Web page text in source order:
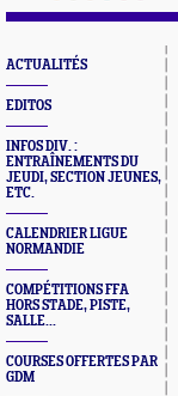
ACTUALITÉS
EDITOS
INFOS DIV. :
ENTRAÎNEMENTS DU
JEUDI, SECTION JEUNES,
ETC.
CALENDRIER LIGUE
NORMANDIE
COMPÉTITIONS FFA
HORS STADE, PISTE,
SALLE...
COURSES OFFERTES PAR
GDM